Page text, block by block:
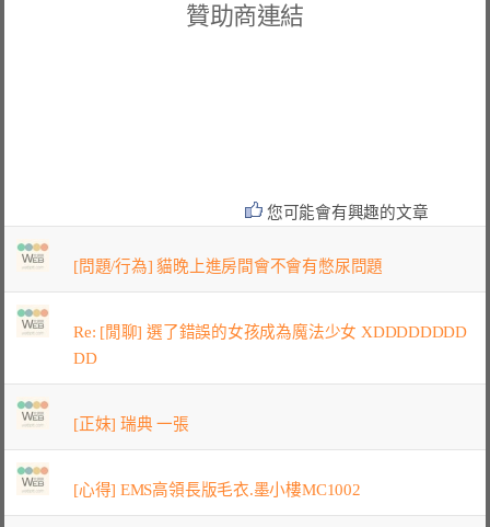
贊助商連結
您可能會有興趣的文章
[問題/行為] 貓晚上進房間會不會有憋尿問題
Re: [閒聊] 選了錯誤的女孩成為魔法少女 XDDDDDDDD
DD
[正妹] 瑞典 一張
[心得] EMS高領長版毛衣.墨小樓MC1002